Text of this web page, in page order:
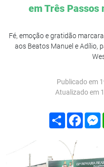
em Três Passos
Fé, emoção e gratidão
aos Beatos Manuel e Adílio,
Publicado em
Atualizado em